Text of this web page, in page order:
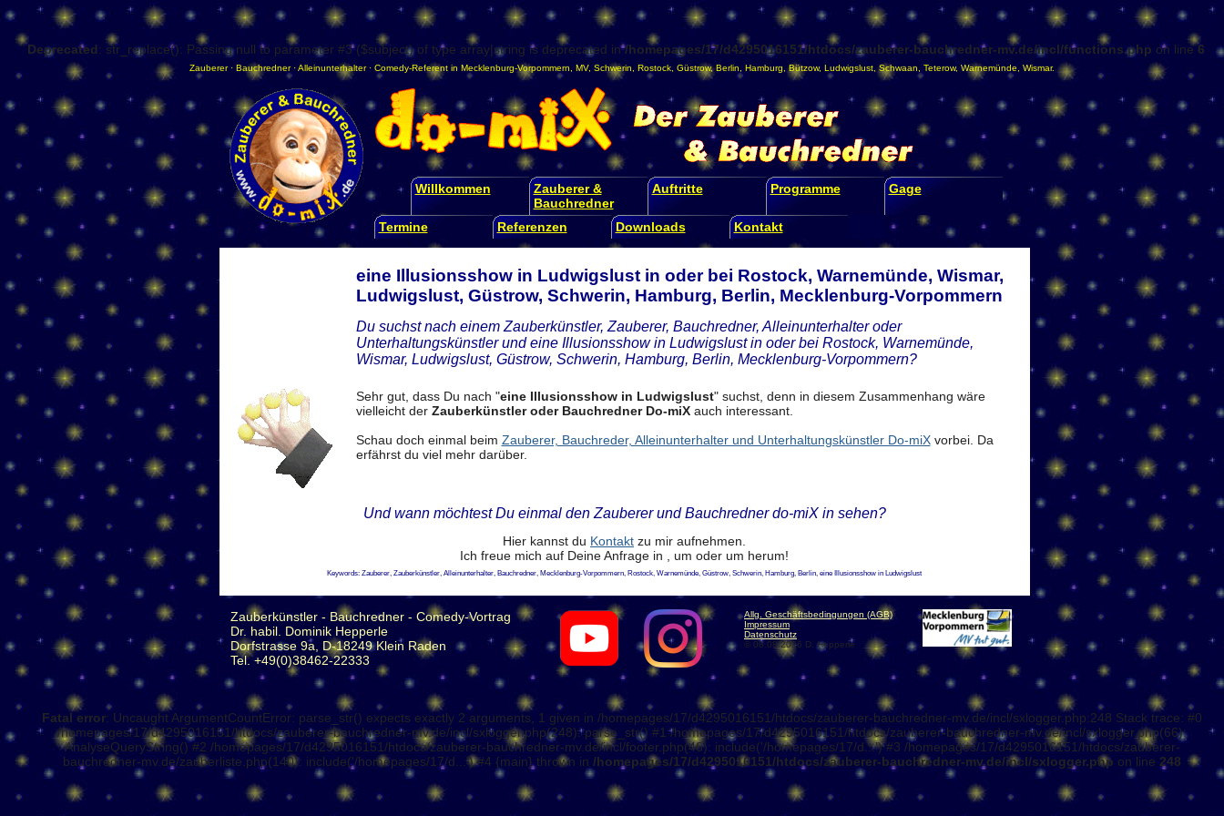
Deprecated: str_replace(): Passing null to parameter #3 ($subject) of type array|string is deprecated in/homepages/17/d4295016151/htdocs/zauberer-bauchredner-mv.de/incl/functions.php on line6
Zauberer· Bauchredner·Alleinunterhalter· Comedy-Referent in Mecklenburg-Vorpommern MV, Schwerin Rostock Güstrow,Berlin Hamburg ,Bützow, Ludwigslust ,Schwaan Teterow, Warnemünde Wismar.
Willkommen
Zauberer &
Bauchredner
Auftritte Programme Gage
Termine Referenzen Downloads Kontakt
eine Illusionsshow in Ludwigslust in oder bei Rostock, Warnemünde, Wismar,
Ludwigslust, Güstrow, Schwerin, Hamburg, Berlin, Mecklenburg-Vorpommern
Du suchst nach einem Zauberkünstler, Zauberer, Bauchredner, Alleinunterhalter oder
Unterhaltungskünstler und eine Illusionsshow in Ludwigslust in oder bei Rostock, Warnemünde,
Wismar, Ludwigslust, Güstrow, Schwerin, Hamburg, Berlin, Mecklenburg-Vorpommern?
Sehr gut, dass Du nach "eine Illusionsshow in Ludwigslust" suchst, denn in diesem Zusammenhang wäre
vielleicht der Zauberkünstler oder Bauchredner Do-miXauch interessant.
Schau doch einmal beim Zauberer, Bauchreder, Alleinunterhalter und Unterhaltungskünstler Do-miXvorbei. Da
erfährst du viel mehr darüber.
Und wann möchtest Du einmal den Zauberer und Bauchredner do-miX in sehen?
Hier kannst du Kontakt zu mir aufnehmen.
Ich freue mich auf Deine Anfrage in , um oder um herum!
Keywords: Zauberer, Zauberkünstler, Alleinunterhalter, Bauchredner, Mecklenburg-Vorpommern, Rostock, Warnemünde, Güstrow, Schwerin, Hamburg, Berlin, eine Illusionsshow in Ludwigslust
Zauberkünstler - Bauchredner - Comedy-Vortrag
Dr. habil. Dominik Hepperle
Dorfstrasse 9a, D-18249 Klein Raden
Tel. +49(0)38462-22333
Allg. Geschäftsbedingungen (AGB)
Impressum
Datenschutz
© 08.08.2026 D. Hepperle
Fatal error: Uncaught ArgumentCountError: parse_str() expects exactly 2 arguments, 1 given in /homepages/17/d4295016151/htdocs/zauberer-bauchredner-mv.de/incl/sxlogger.php:248 Stack trace: #0
/homepages/17/d4295016151/htdocs/zauberer-bauchredner-mv.de/incl/sxlogger.php(248): parse_str() #1 /homepages/17/d4295016151/htdocs/zauberer-bauchredner-mv.de/incl/sxlogger.php(66):
AnalyseQueryString() #2 /homepages/17/d4295016151/htdocs/zauberer-bauchredner-mv.de/incl/footer.php(46): include('/homepages/17/d...') #3 /homepages/17/d4295016151/htdocs/zauberer-
bauchredner-mv.de/zauberliste.php(140): include('/homepages/17/d...') #4 {main} thrown in /homepages/17/d4295016151/htdocs/zauberer-bauchredner-mv.de/incl/sxlogger.php on line 248